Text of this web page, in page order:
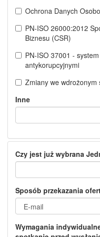
Ochrona Danych
PN-ISO 26000:2012
Biznesu (CSR)
PN-ISO 37001 -
antykorupcyjnymi
Zmiany we
Inne
Czy jest już wybrana
Sposób przekazania
Wymagania